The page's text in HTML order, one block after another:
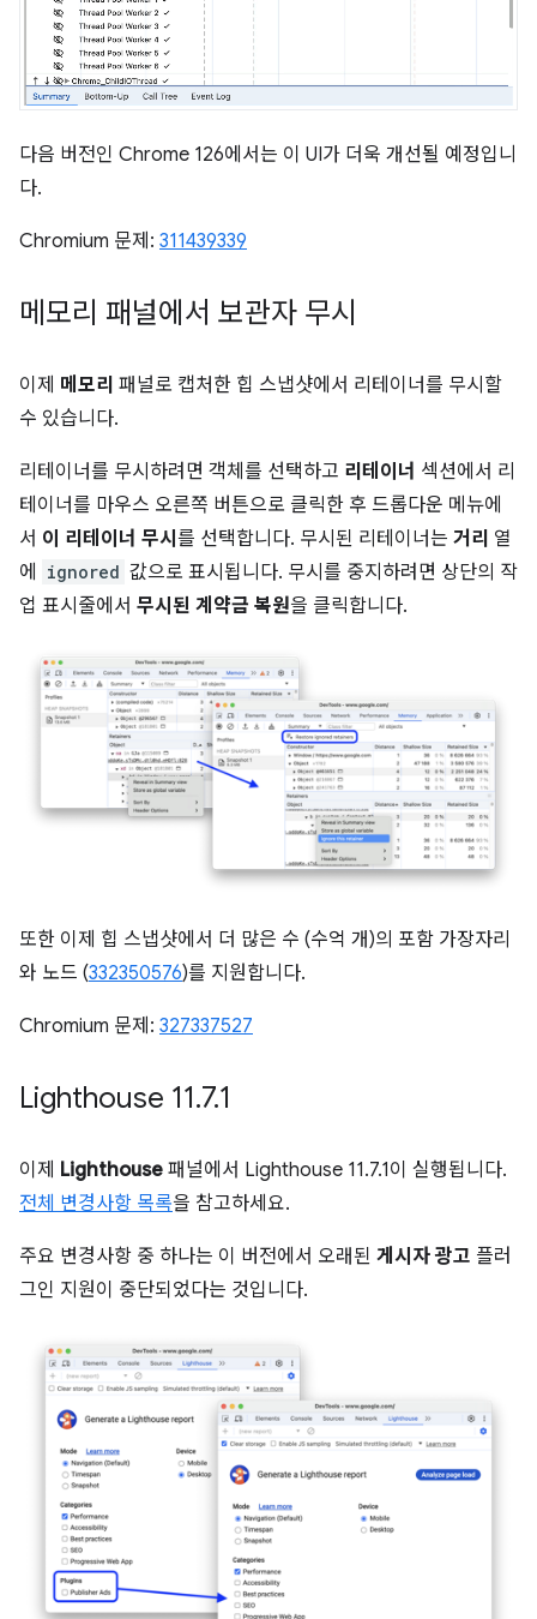
다음 버전인 Chrome 126에서는 이 UI가 더욱 개선될 예정입니
다.
Chromium 문제: 311439339
메모리 패널에서 보관자 무시
이제 메모리 패널로 캡처한 힙 스냅샷에서 리테이너를 무시할
수 있습니다.
리테이너를 무시하려면 객체를 선택하고 리테이너 섹션에서 리
테이너를 마우스 오른쪽 버튼으로 클릭한 후 드롭다운 메뉴에
서 이 리테이너 무시 를 선택합니다. 무시된 리테이너는 거리 열
에
ignored 값으로 표시됩니다. 무시를 중지하려면 상단의 작
업 표시줄에서 무시된 계약금 복원을 클릭합니다.
또한 이제 힙 스냅샷에서 더 많은 수 (수억 개)의 포함 가장자리
와 노드 (332350576)를 지원합니다.
Chromium 문제: 327337527
Lighthouse 11.7.1
이제 Lighthouse 패널에서 Lighthouse 11.7.1이 실행됩니다.
전체 변경사항 목록을 참고하세요.
주요 변경사항 중 하나는 이 버전에서 오래된 게시자 광고 플러
그인 지원이 중단되었다는 것입니다.